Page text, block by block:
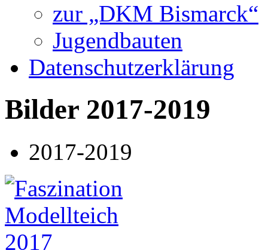
zur „DKM Bismarck“
Jugendbauten
Datenschutzerklärung
Bilder 2017-2019
2017-2019